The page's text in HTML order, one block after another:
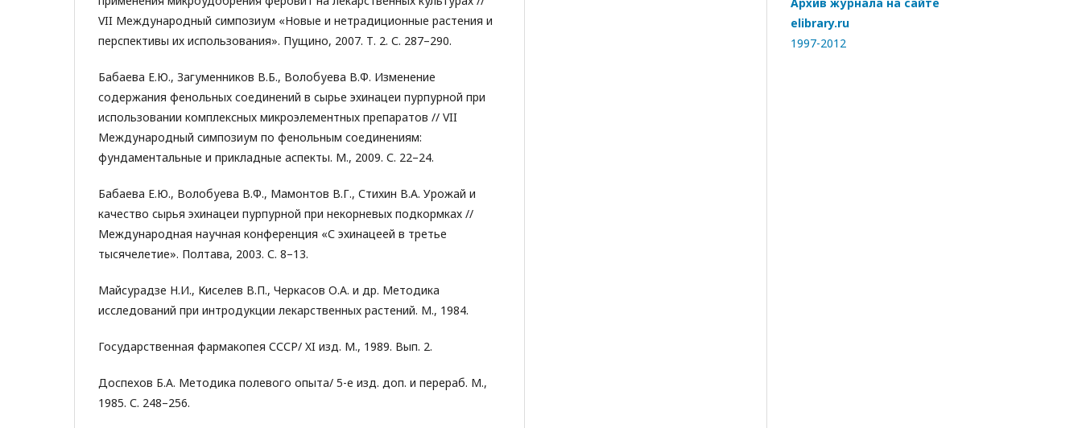
VII Международный симпозиум «Новые и нетрадиционные растения и
перспективы их использования». Пущино, 2007. Т. 2. С. 287–290.
Бабаева Е.Ю., Загуменников В.Б., Волобуева В.Ф. Изменение
содержания фенольных соединений в сырье эхинацеи пурпурной при
использовании комплексных микроэлементных препаратов // VII
Международный симпозиум по фенольным соединениям:
фундаментальные и прикладные аспекты. М., 2009. С. 22–24.
Бабаева Е.Ю., Волобуева В.Ф., Мамонтов В.Г., Стихин В.А. Урожай и
качество сырья эхинацеи пурпурной при некорневых подкормках //
Международная научная конференция «С эхинацеей в третье
тысячелетие». Полтава, 2003. С. 8–13.
Майсурадзе Н.И., Киселев В.П., Черкасов О.А. и др. Методика
исследований при интродукции лекарственных растений. М., 1984.
Государственная фармакопея СССР/ XI изд. М., 1989. Вып. 2.
Доспехов Б.А. Методика полевого опыта/ 5-е изд. доп. и перераб. М.,
1985. С. 248–256.
elibrary.ru
1997-2012